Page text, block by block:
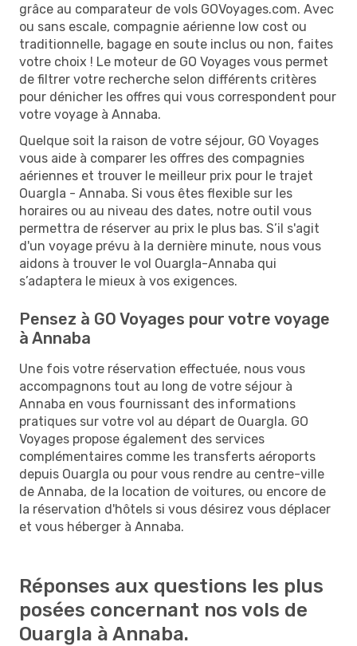
grâce au comparateur de vols GOVoyages.com. Avec
ou sans escale, compagnie aérienne low cost ou
traditionnelle, bagage en soute inclus ou non, faites
votre choix ! Le moteur de GO Voyages vous permet
de filtrer votre recherche selon différents critères
pour dénicher les offres qui vous correspondent pour
votre voyage à Annaba.
Quelque soit la raison de votre séjour, GO Voyages
vous aide à comparer les offres des compagnies
aériennes et trouver le meilleur prix pour le trajet
Ouargla - Annaba. Si vous êtes flexible sur les
horaires ou au niveau des dates, notre outil vous
permettra de réserver au prix le plus bas. S’il s'agit
d'un voyage prévu à la dernière minute, nous vous
aidons à trouver le vol Ouargla-Annaba qui
s’adaptera le mieux à vos exigences.
Pensez à GO Voyages pour votre voyage
à Annaba
Une fois votre réservation effectuée, nous vous
accompagnons tout au long de votre séjour à
Annaba en vous fournissant des informations
pratiques sur votre vol au départ de Ouargla. GO
Voyages propose également des services
complémentaires comme les transferts aéroports
depuis Ouargla ou pour vous rendre au centre-ville
de Annaba, de la location de voitures, ou encore de
la réservation d'hôtels si vous désirez vous déplacer
et vous héberger à Annaba.
Réponses aux questions les plus
posées concernant nos vols de
Ouargla à Annaba.